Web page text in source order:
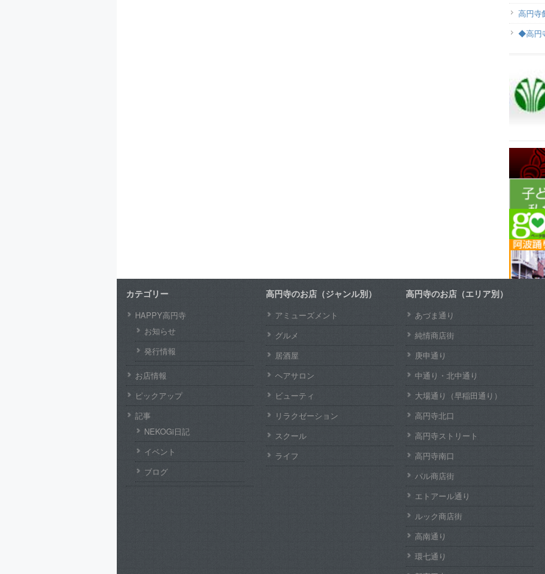
高円寺
◆高円
カテゴリー
HAPPY高円寺
お知らせ
発行情報
お店情報
ピックアップ
記事
NEKOGi日記
イベント
ブログ
高円寺のお店（ジャンル別）
アミューズメント
グルメ
居酒屋
ヘアサロン
ビューティ
リラクゼーション
スクール
ライフ
高円寺のお店（エリア別）
あづま通り
純情商店街
庚申通り
中通り・北中通り
大場通り（早稲田通り）
高円寺北口
高円寺ストリート
高円寺南口
パル商店街
エトアール通り
ルック商店街
高南通り
環七通り